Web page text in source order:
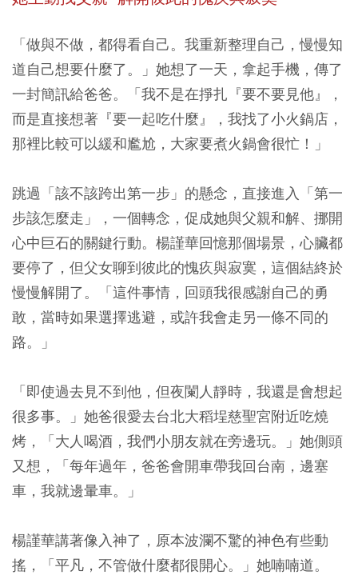
「做與不做，都得看自己。我重新整理自己，慢慢知
道自己想要什麼了。」她想了一天，拿起手機，傳了
一封簡訊給爸爸。「我不是在掙扎『要不要見他』，
而是直接想著『要一起吃什麼』，我找了小火鍋店，
那裡比較可以緩和尷尬，大家要煮火鍋會很忙！」
跳過「該不該跨出第一步」的懸念，直接進入「第一
步該怎麼走」，一個轉念，促成她與父親和解、挪開
心中巨石的關鍵行動。楊謹華回憶那個場景，心臟都
要停了，但父女聊到彼此的愧疚與寂寞，這個結終於
慢慢解開了。「這件事情，回頭我很感謝自己的勇
敢，當時如果選擇逃避，或許我會走另一條不同的
路。」
「即使過去見不到他，但夜闌人靜時，我還是會想起
很多事。」她爸很愛去台北大稻埕慈聖宮附近吃燒
烤，「大人喝酒，我們小朋友就在旁邊玩。」她側頭
又想，「每年過年，爸爸會開車帶我回台南，邊塞
車，我就邊暈車。」
楊謹華講著像入神了，原本波瀾不驚的神色有些動
搖，「平凡，不管做什麼都很開心。」她喃喃道。